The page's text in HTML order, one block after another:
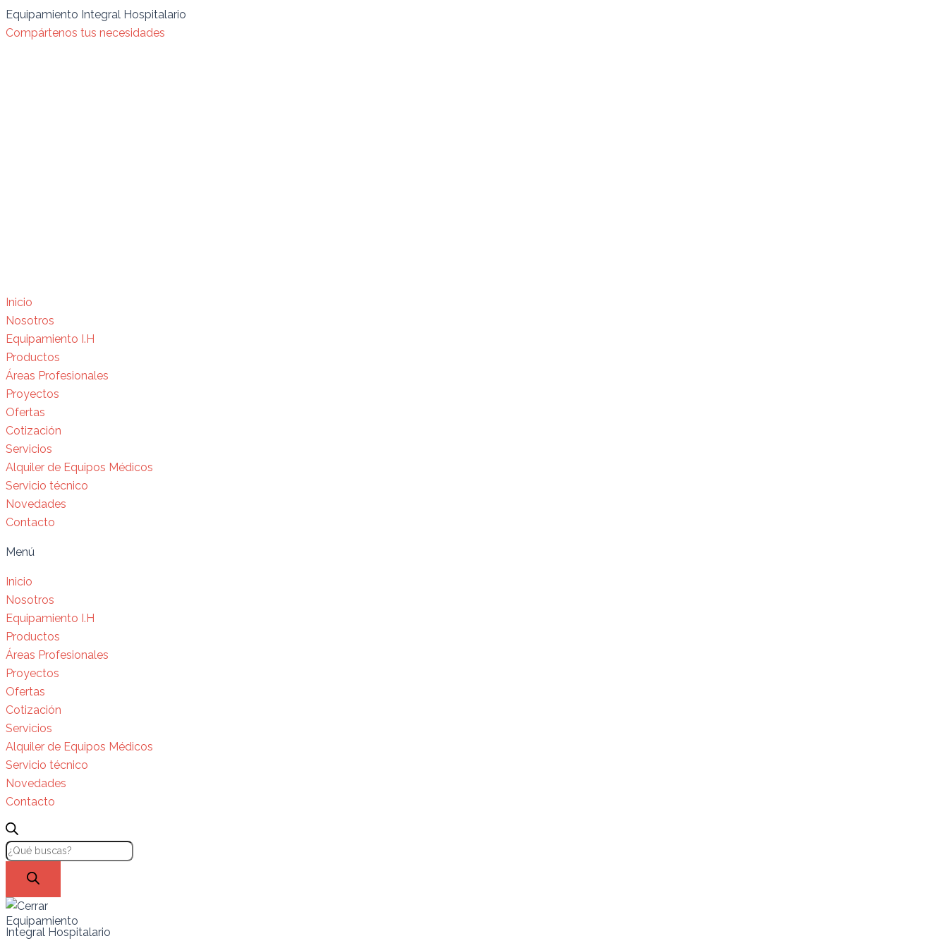
Ir
al
Equipamiento Integral Hospitalario
Compártenos tus necesidades
Inicio
Nosotros
Equipamiento I.H
Productos
Áreas Profesionales
Proyectos
Ofertas
Cotización
Servicios
Alquiler de Equipos Médicos
Servicio técnico
Novedades
Contacto
Menú
Inicio
Nosotros
Equipamiento I.H
Productos
Áreas Profesionales
Proyectos
Ofertas
Cotización
Servicios
Alquiler de Equipos Médicos
Servicio técnico
Novedades
Contacto
Búsqueda
de
Equipamiento
Integral Hospitalario
REFRIGERADOR
PARA
REFRIGERADOR
PARA